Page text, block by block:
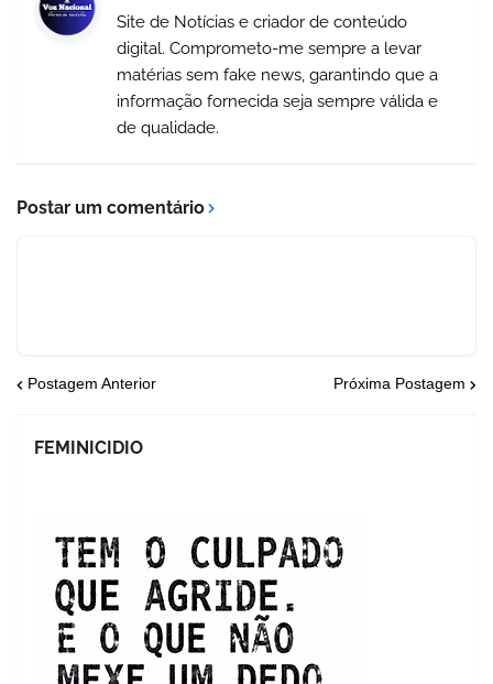
Site de Notícias e criador de conteúdo
digital. Comprometo-me sempre a levar
matérias sem fake news, garantindo que a
informação fornecida seja sempre válida e
de qualidade.
Postar um comentário
Postagem Anterior Próxima Postagem
FEMINICIDIO